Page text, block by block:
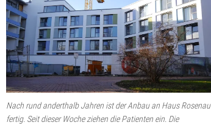
Nach rund anderthalb Jahren ist der Anbau an Haus Rosenau
fertig. Seit dieser Woche ziehen die Patienten ein. Die